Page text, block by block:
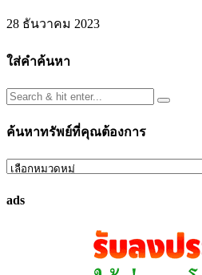
28 ธันวาคม 2023
ใส่คำค้นหา
ค้นหาทรัพย์ที่คุณต้องการ
ค้นหา
ที่
ads